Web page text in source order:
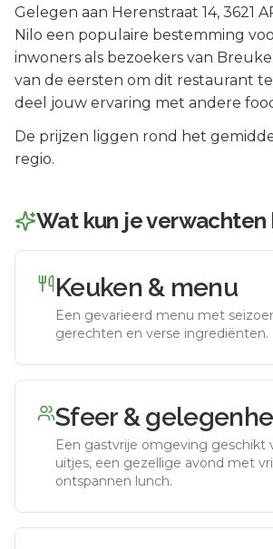
Gelegen aan Herenstraat 14, 3621
Nilo een populaire bestemming
inwoners als bezoekers van
van de eersten om dit restaurant
deel jouw ervaring met andere
De prijzen liggen rond het
regio.
Wat kun je verwachten
Keuken & menu
Een gevarieerd menu met
gerechten en verse ingrediënten.
Sfeer &
Een gastvrije omgeving geschikt
uitjes, een gezellige avond met
ontspannen lunch.